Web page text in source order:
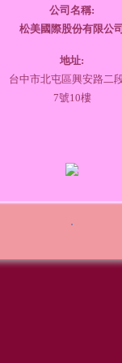
公司名稱:
松美國際股份有限公司
地址:
台中市北屯區興安路二
7號10樓
．